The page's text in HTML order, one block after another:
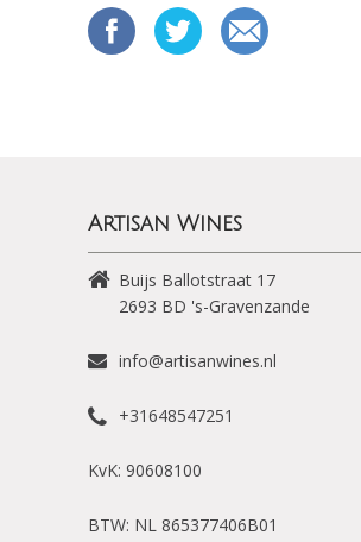
Artisan Wines
Buijs Ballotstraat 17
2693 BD 's-Gravenzande
info@artisanwines.nl
+31648547251
KvK: 90608100
BTW: NL 865377406B01